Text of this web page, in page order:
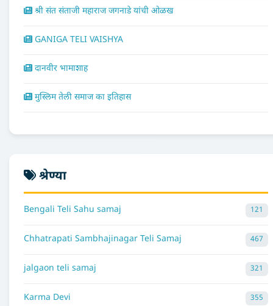
श्री संत संताजी महाराज जगनाडे यांची ओळख
GANIGA TELI VAISHYA
दानवीर भामाशाह
मुस्लिम तेली समाज का इतिहास
श्रेण्या
Bengali Teli Sahu samaj 121
Chhatrapati Sambhajinagar Teli Samaj 467
jalgaon teli samaj 321
Karma Devi 355